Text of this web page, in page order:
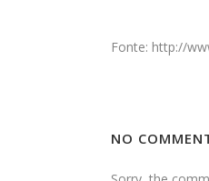
Fonte: http://
NO